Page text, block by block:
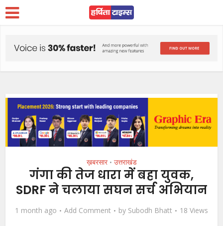
ख़बरसार • उत्तराखंड
गंगा की तेज धारा में बहा युवक,
SDRF ने चलाया सघन सर्च अभियान
1 month ago Add Comment by Subodh Bhatt 18 Views